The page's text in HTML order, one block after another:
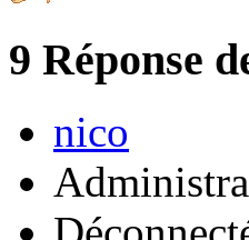
9 Réponse
nico